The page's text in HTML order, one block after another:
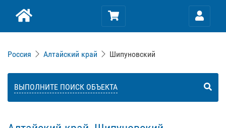
Россия Алтайский край Шипуновский
ВЫПОЛНИТЕ ПОИСК ОБЪЕКТА